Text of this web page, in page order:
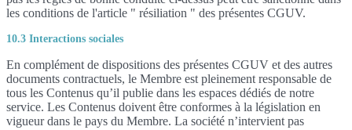
les conditions de l'article " résiliation " des présentes CGUV.
10.3 Interactions sociales
En complément de dispositions des présentes CGUV et des autres
documents contractuels, le Membre est pleinement responsable de
tous les Contenus qu’il publie dans les espaces dédiés de notre
service. Les Contenus doivent être conformes à la législation en
vigueur dans le pays du Membre. La société n’intervient pas